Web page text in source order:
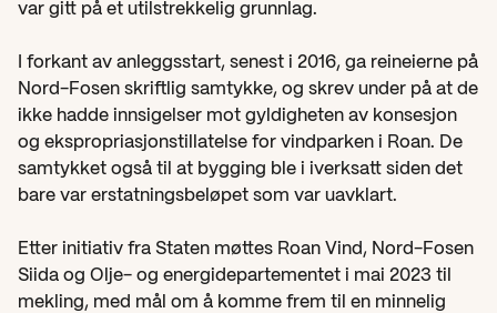
var gitt på et utilstrekkelig grunnlag.
I forkant av anleggsstart, senest i 2016, ga reineierne på
Nord-Fosen skriftlig samtykke, og skrev under på at de
ikke hadde innsigelser mot gyldigheten av konsesjon
og ekspropriasjonstillatelse for vindparken i Roan. De
samtykket også til at bygging ble i iverksatt siden det
bare var erstatningsbeløpet som var uavklart.
Etter initiativ fra Staten møttes Roan Vind, Nord-Fosen
Siida og Olje- og energidepartementet i mai 2023 til
mekling, med mål om å komme frem til en minnelig